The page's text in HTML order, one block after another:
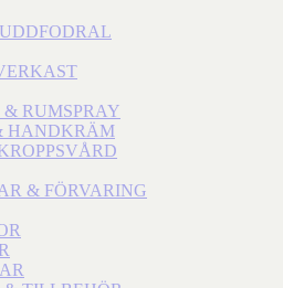
RUMSPRAY
HANDKRÄM
& FÖRVARING